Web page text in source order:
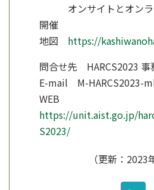
オンサイトとオンラ
開催
地図 https://
問合せ先 HARCS2023 事
E-mail M-HARCS2023-
WEB
https://unit.aist.go.jp/
S2023/
（更新：2023